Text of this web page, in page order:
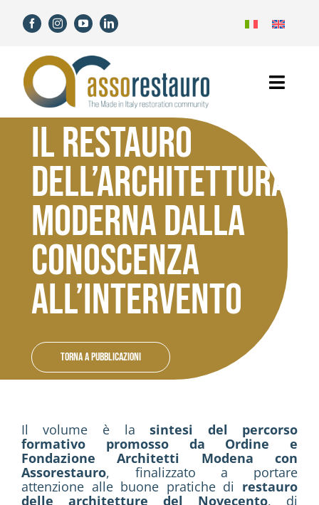
contenuto
Assorestauro
Soci
Servizi
Novità
Contatti
IL RESTAURO
DELL’ARCHITETTURA
MODERNA DALLA
CONOSCENZA
ALL’INTERVENTO
Torna a Pubblicazioni
Il volume è la sintesi del percorso
formativo promosso da Ordine e
Fondazione Architetti Modena con
Assorestauro, finalizzato a portare
attenzione alle buone pratiche di restauro
delle architetture del Novecento, di